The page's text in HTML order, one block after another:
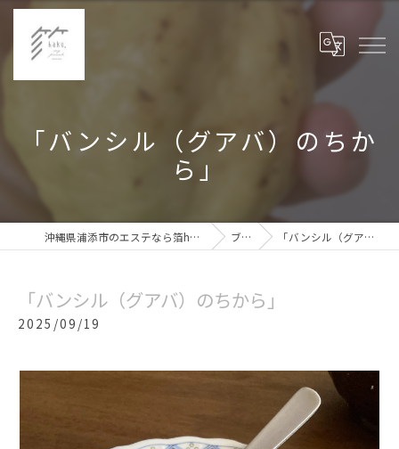
「バンシル（グアバ）のちか
ら」
沖縄県浦添市のエステなら箔haku,private my room ブログ 「バンシル（グアバ）のちから」
「バンシル（グアバ）のちから」
2025/09/19